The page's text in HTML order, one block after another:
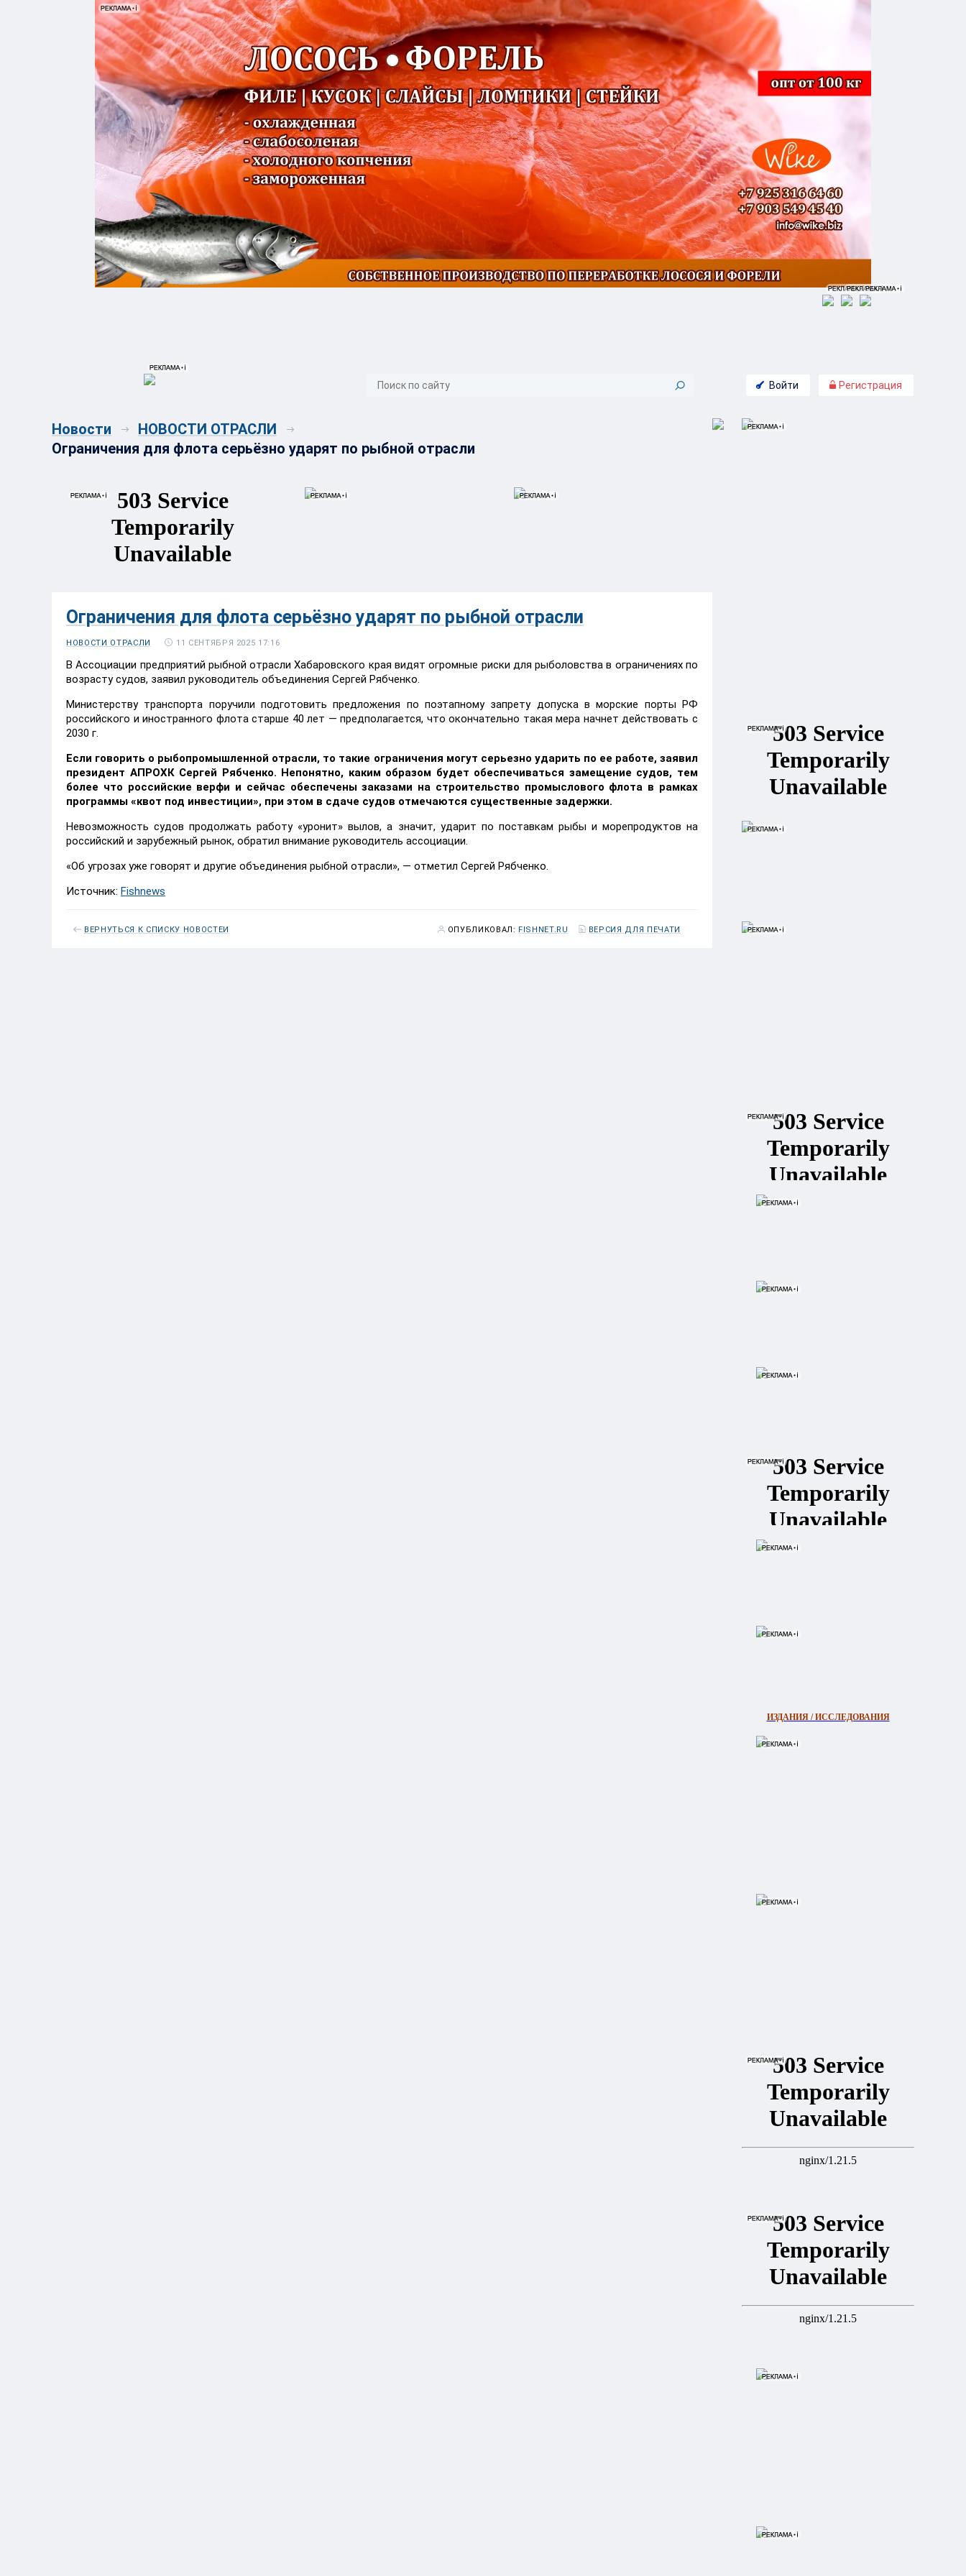
Войти Регистрация
Новости
НОВОСТИ ОТРАСЛИ
Ограничения для флота серьёзно ударят по рыбной отрасли
Ограничения для флота серьёзно ударят по рыбной отрасли
НОВОСТИ ОТРАСЛИ 11 СЕНТЯБРЯ 2025 17:16
В Ассоциации предприятий рыбной отрасли Хабаровского края видят огромные риски для рыболовства в ограничениях по
возрасту судов, заявил руководитель объединения Сергей Рябченко.
Министерству транспорта поручили подготовить предложения по поэтапному запрету допуска в морские порты РФ
российского и иностранного флота старше 40 лет — предполагается, что окончательно такая мера начнет действовать с
2030 г.
Если говорить о рыбопромышленной отрасли, то такие ограничения могут серьезно ударить по ее работе, заявил
президент АПРОХК Сергей Рябченко. Непонятно, каким образом будет обеспечиваться замещение судов, тем
более что российские верфи и сейчас обеспечены заказами на строительство промыслового флота в рамках
программы «квот под инвестиции», при этом в сдаче судов отмечаются существенные задержки.
Невозможность судов продолжать работу «уронит» вылов, а значит, ударит по поставкам рыбы и морепродуктов на
российский и зарубежный рынок, обратил внимание руководитель ассоциации.
«Об угрозах уже говорят и другие объединения рыбной отрасли», — отметил Сергей Рябченко.
Источник: Fishnews
ВЕРНУТЬСЯ К СПИСКУ НОВОСТЕЙ ОПУБЛИКОВАЛ: FISHNET.RU ВЕРСИЯ ДЛЯ ПЕЧАТИ
ИЗДАНИЯ / ИССЛЕДОВАНИЯ